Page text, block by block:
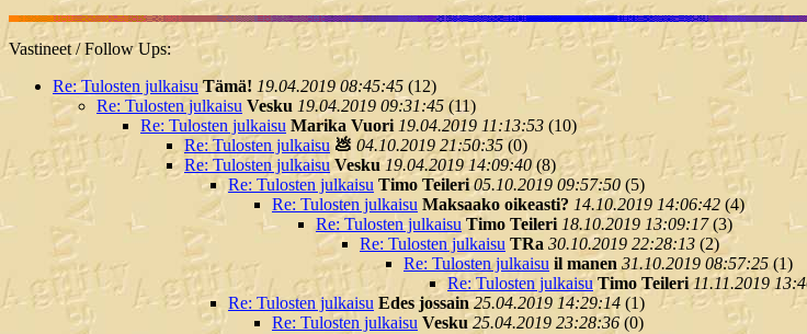
Vastineet / Follow Ups:
Re: Tulosten julkaisu Tämä! 19.04.2019 08:45:45 (12)
Re: Tulosten julkaisu Vesku 19.04.2019 09:31:45 (11)
Re: Tulosten julkaisu Marika Vuori 19.04.2019 11:13:53 (10)
Re: Tulosten julkaisu 💩 04.10.2019 21:50:35 (0)
Re: Tulosten julkaisu Vesku19.04.2019 14:09:40(8)
Re: Tulosten julkaisu Timo Teileri 05.10.2019 09:57:50 (5)
Re: Tulosten julkaisu Maksaako oikeasti? 14.10.2019 14:06:42 (4)
Re: Tulosten julkaisu Timo Teileri 18.10.2019 13:09:17(3)
Re: Tulosten julkaisu TRa 30.10.2019 22:28:13 (2)
Re: Tulosten julkaisu il manen 31.10.2019 08:57:25(1)
Re: Tulosten julkaisu Timo Teileri 11.11.2019
Re: Tulosten julkaisu Edes jossain 25.04.2019 14:29:14 (1)
Re: Tulosten julkaisu Vesku 25.04.2019 23:28:36 (0)